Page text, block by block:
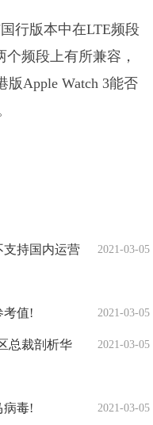
行版本中在LTE频段
个频段上有所兼容，
版Apple Watch 3能否
2021-03-05
支持国内运营
2021-03-05
考值!
2021-03-05
总裁剖析华
2021-03-05
病毒!